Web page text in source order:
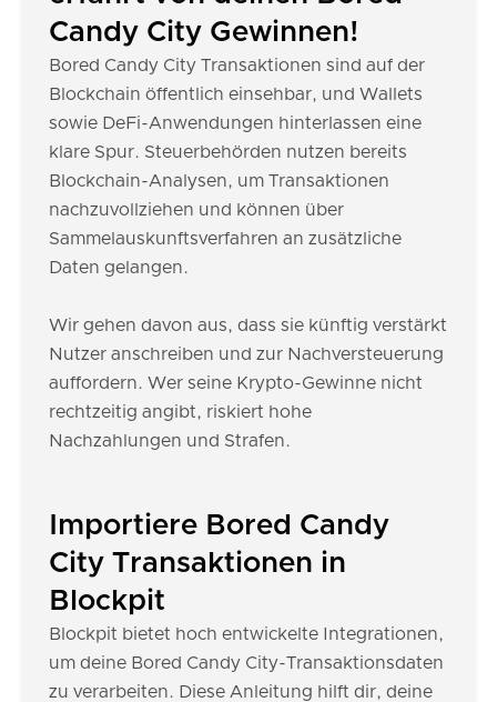
Candy City Gewinnen!
Bored Candy City Transaktionen sind auf der
Blockchain öffentlich einsehbar, und Wallets
sowie DeFi-Anwendungen hinterlassen eine
klare Spur. Steuerbehörden nutzen bereits
Blockchain-Analysen, um Transaktionen
nachzuvollziehen und können über
Sammelauskunftsverfahren an zusätzliche
Daten gelangen.
Wir gehen davon aus, dass sie künftig verstärkt
Nutzer anschreiben und zur Nachversteuerung
auffordern. Wer seine Krypto-Gewinne nicht
rechtzeitig angibt, riskiert hohe
Nachzahlungen und Strafen.
Importiere Bored Candy
City Transaktionen in
Blockpit
Blockpit bietet hoch entwickelte Integrationen,
um deine Bored Candy City-Transaktionsdaten
zu verarbeiten. Diese Anleitung hilft dir, deine